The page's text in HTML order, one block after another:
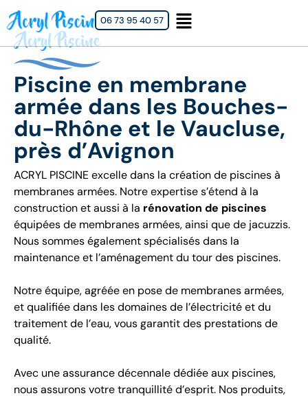
06 73 95 40 57
Piscine en membrane
armée dans les Bouches-
du-Rhône et le Vaucluse,
près d’Avignon
ACRYL PISCINE excelle dans la création de piscines à
membranes armées. Notre expertise s’étend à la
construction et aussi à la rénovation de piscines
équipées de membranes armées, ainsi que de jacuzzis.
Nous sommes également spécialisés dans la
maintenance et l’aménagement du tour des piscines.
Notre équipe, agréée en pose de membranes armées,
et qualifiée dans les domaines de l’électricité et du
traitement de l’eau, vous garantit des prestations de
qualité.
Avec une assurance décennale dédiée aux piscines,
nous assurons votre tranquillité d’esprit. Nos produits,